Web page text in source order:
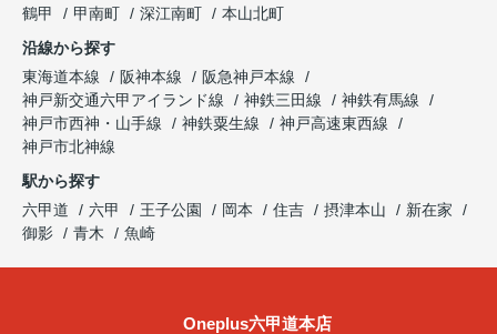
鶴甲
甲南町 深江南町
本山北町
沿線から探す
東海道本線
阪神本線
阪急神戸本線
神戸新交通六甲アイランド線
神鉄三田線
神鉄有馬線
神戸市西神・山手線
神鉄粟生線
神戸高速東西線
神戸市北神線
駅から探す
六甲道
六甲 王子公園 岡本 住吉 摂津本山
新在家
御影
青木 魚崎
Oneplus六甲道本店